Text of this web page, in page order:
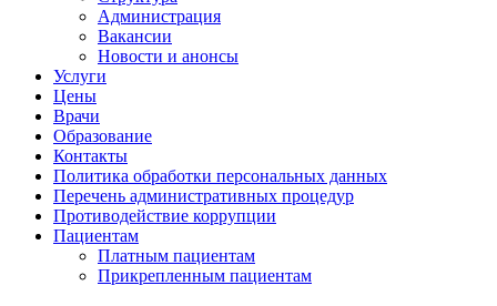
Администрация
Вакансии
Новости и анонсы
Услуги
Цены
Врачи
Образование
Контакты
Политика обработки персональных данных
Перечень административных процедур
Противодействие коррупции
Пациентам
Платным пациентам
Прикрепленным пациентам